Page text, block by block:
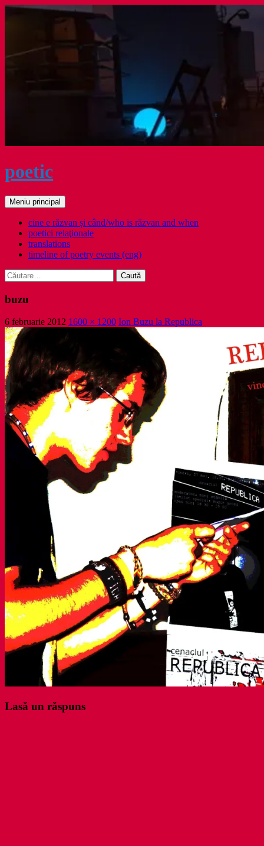
Sari
poetic
Caută
Meniu principal
cine e răzvan și când/who is răzvan and when
poetici relaţionale
translations
timeline of poetry events (eng)
Caută
după:
buzu
6 februarie 2012 1600 × 1200 Ion Buzu la Republica
Lasă un răspuns